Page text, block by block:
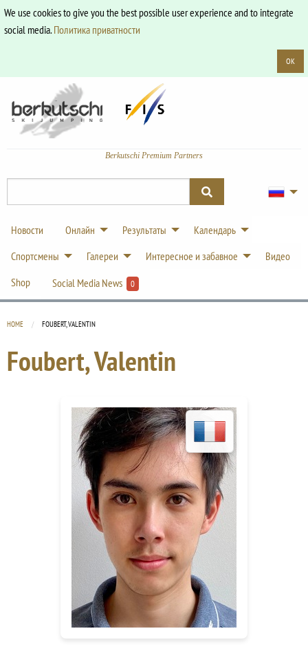
We use cookies to give you the best possible user experience and to integrate
social media.Политика приватности
OK
Berkutschi Premium Partners
Новости Онлайн Результаты
Календарь
Спортсмены
Галереи Интересное и забавное
Видео
Shop
Social Media News 0
HOME CURRENT:
FOUBERT, VALENTIN
Foubert, Valentin